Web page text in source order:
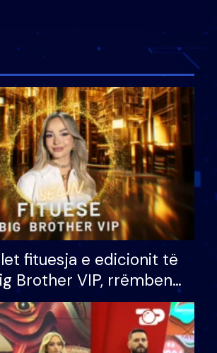
fituesja e edicionit të
Brother VIP, rrëmben
prej 100 mijë eurosh